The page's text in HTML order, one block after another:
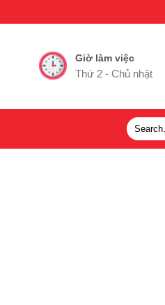
Giờ làm việc
Thứ 2 - Chủ nhật
Search
for: